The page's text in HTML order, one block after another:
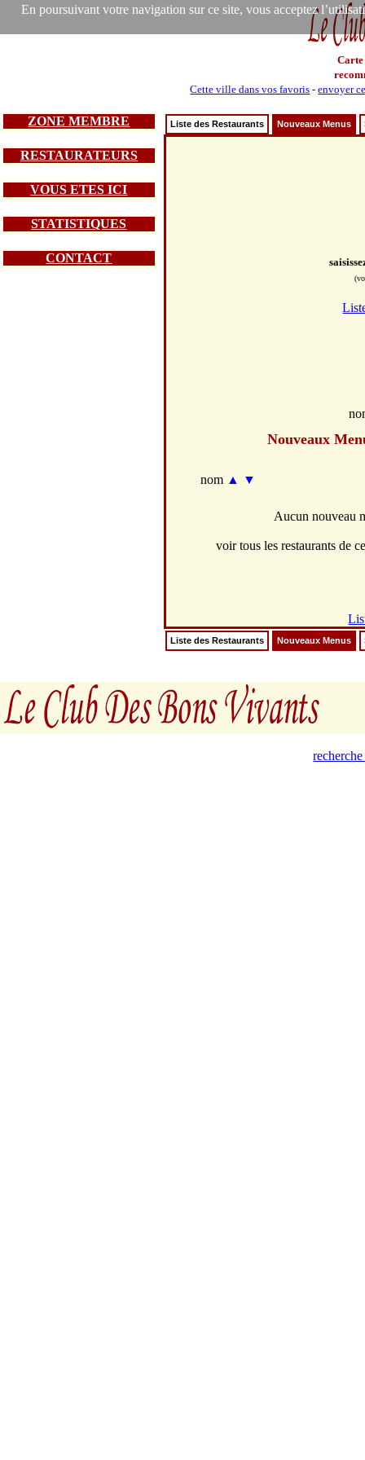
En poursuivant votre navigation sur ce site, vous acceptez
Carte
Cette ville dans vos favoris -envoyer
ZONE MEMBRE
RESTAURATEURS
VOUS ETES ICI
STATISTIQUES
CONTACT
Liste des Restaurants Nouveaux Menus
Nouveaux
nom ▲ ▼
Aucun nouveau
voir tous les restaurants de
Liste des Restaurants Nouveaux Menus